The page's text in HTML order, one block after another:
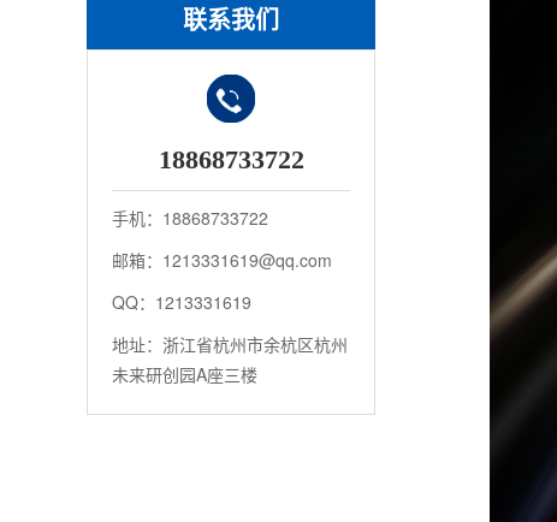
联系我们
18868733722
手机：18868733722
邮箱：1213331619@qq.com
QQ：1213331619
地址：浙江省杭州市余杭区杭州
未来研创园A座三楼